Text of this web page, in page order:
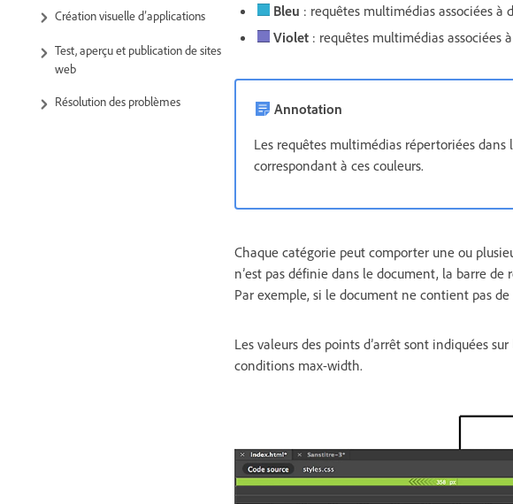
Création visuelle d’applications
Test, aperçu et publication de sites
web
Résolution des problèmes
Bleu : requêtes multimédias associées
Violet : requêtes multimédias associées
Annotation
Les requêtes multimédias répertoriées dans
correspondant à ces couleurs.
Chaque catégorie peut comporter une ou
n’est pas définie dans le document, la barre
Par exemple, si le document ne contient pas
Les valeurs des points d’arrêt sont indiquées
conditions max-width.